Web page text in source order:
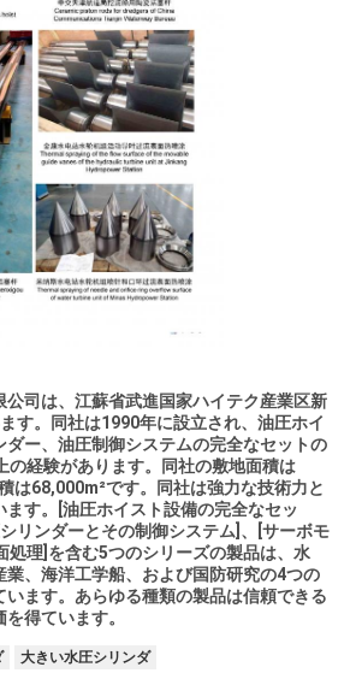
公司は、江蘇省武進国家ハイテク産業区新
す。同社は1990年に設立され、油圧ホイ
ダー、油圧制御システムの完全なセットの
の経験があります。同社の敷地面積は
は68,000m²です。同社は強力な技術力と
す。[油圧ホイスト設備の完全なセッ
リンダーとその制御システム]、[サーボモ
処理]を含む5つのシリーズの製品は、水
業、海洋工学船、および国防研究の4つの
います。あらゆる種類の製品は信頼できる
得ています。
大きい水圧シリンダ